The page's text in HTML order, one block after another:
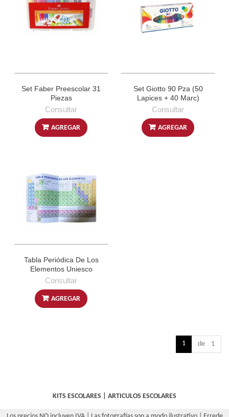
Set Faber Preescolar 31
Piezas
Consultar
AGREGAR
Set Giotto 90 Pza (50
Lapices + 40 Marc)
Consultar
AGREGAR
Tabla Periódica De Los
Elementos Uniesco
Consultar
AGREGAR
1 de 1
KITS ESCOLARES ARTICULOS ESCOLARES